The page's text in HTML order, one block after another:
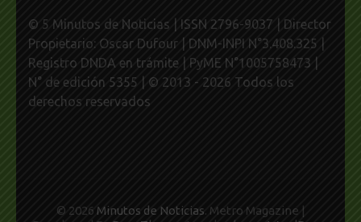
© 5 Minutos de Noticias | ISSN 2796-9037 | Director
Propietario: Oscar Dufour | DNM-INPI N°3.408.325 |
Registro DNDA en trámite | PyME N°1005758473 |
N° de edición 5355 | © 2013 - 2026 Todos los
derechos reservados
© 2026 Minutos de Noticias. Metro Magazine |